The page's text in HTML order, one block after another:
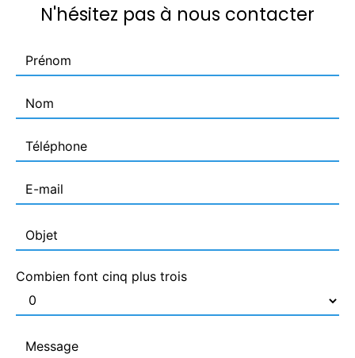
N'hésitez pas à nous contacter
Combien font cinq plus trois